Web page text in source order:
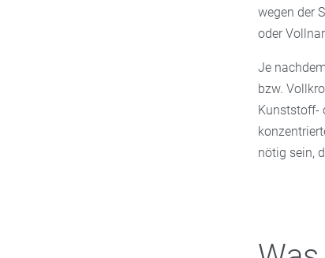
wegen der
oder
Je
bzw.
Kunststoff-
nötig sein,